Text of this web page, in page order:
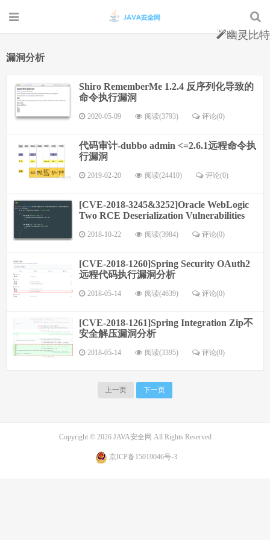
幽灵比特
漏洞分析
Shiro RememberMe 1.2.4 反序列化导致的
命令执行漏洞
2020-05-09 阅读(3793) 评论(0)
代码审计-dubbo admin <=2.6.1远程命令执
行漏洞
2019-02-20 阅读(24410) 评论(0)
[CVE-2018-3245&3252]Oracle WebLogic
Two RCE Deserialization Vulnerabilities
2018-10-22 阅读(3984) 评论(0)
[CVE-2018-1260]Spring Security OAuth2
远程代码执行漏洞分析
2018-05-14 阅读(4639) 评论(0)
[CVE-2018-1261]Spring Integration Zip不
安全解压漏洞分析
2018-05-14 阅读(3395) 评论(0)
上一页 下一页
Copyright © 2026 JAVA安全网 All Rights Reserved
京ICP备15019046号-3